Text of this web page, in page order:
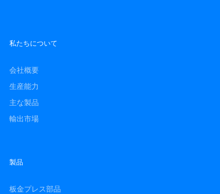
私たちについて
会社概要
生産能力
主な製品
輸出市場
製品
板金プレス部品